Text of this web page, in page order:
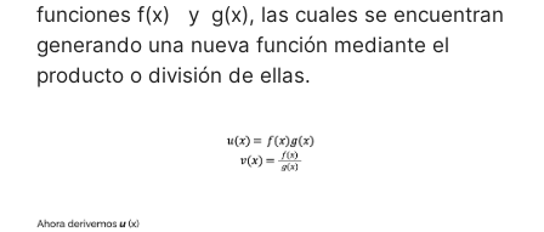
funciones f(x) y g(x), las cuales se encuentran
generando una nueva función mediante el
producto o división de ellas.